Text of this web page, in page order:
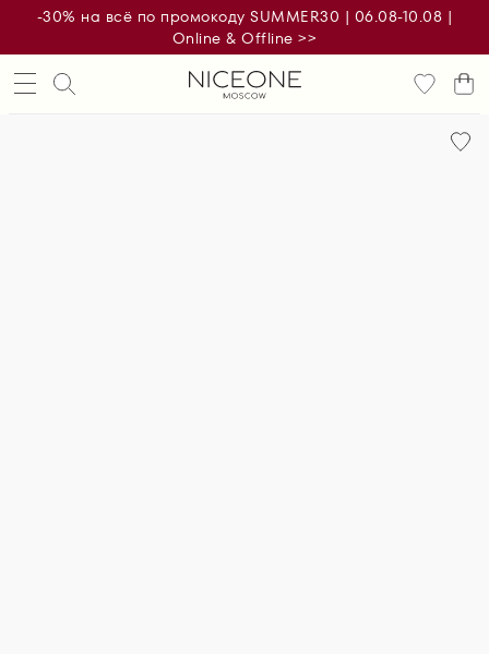
-30% на всё по промокоду SUMMER30 | 06.08-10.08 |
Online & Offline >>